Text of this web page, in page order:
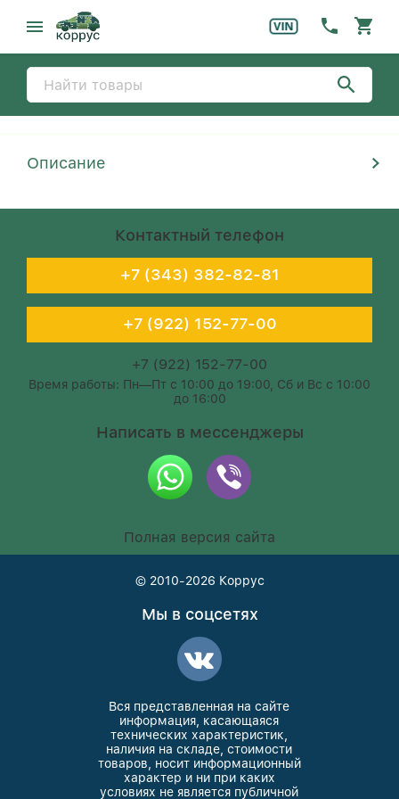
Описание
Контактный телефон
+7 (343) 382-82-81
+7 (922) 152-77-00
+7 (922) 152-77-00
Время работы: Пн—Пт с 10:00 до 19:00, Сб и Вс с 10:00
до 16:00
Написать в мессенджеры
Полная версия сайта
© 2010-2026 Коррус
Мы в соцсетях
Вся представленная на сайте
информация, касающаяся
технических характеристик,
наличия на складе, стоимости
товаров, носит информационный
характер и ни при каких
условиях не является публичной